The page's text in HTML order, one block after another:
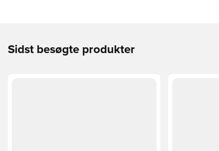
Sidst besøgte produkter